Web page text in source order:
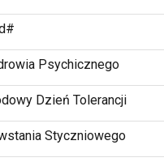
Psychicznego
Dzień Tolerancji
Styczniowego